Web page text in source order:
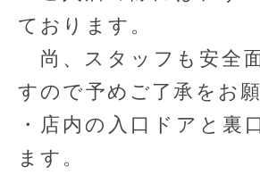
ております。
尚、スタッフも安全
すので予めご了承をお
・店内の入口ドアと裏
ます。